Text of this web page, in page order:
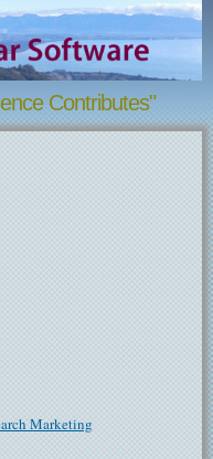
Contributes"
Marketing